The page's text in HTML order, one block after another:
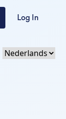
Log In